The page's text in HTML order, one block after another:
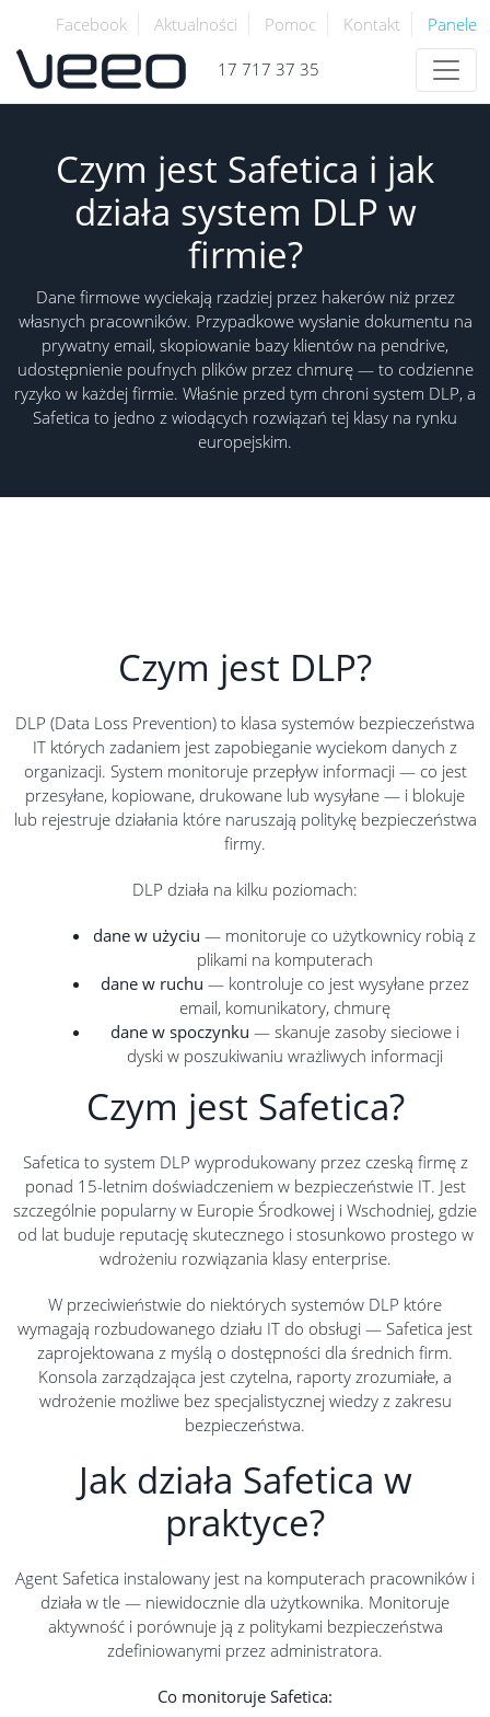
Facebook Aktualności Pomoc Kontakt Panele
17 717 37 35
Czym jest Safetica i jak
działa system DLP w
firmie?
Dane firmowe wyciekają rzadziej przez hakerów niż przez
własnych pracowników. Przypadkowe wysłanie dokumentu na
prywatny email, skopiowanie bazy klientów na pendrive,
udostępnienie poufnych plików przez chmurę — to codzienne
ryzyko w każdej firmie. Właśnie przed tym chroni system DLP, a
Safetica to jedno z wiodących rozwiązań tej klasy na rynku
europejskim.
Czym jest DLP?
DLP (Data Loss Prevention) to klasa systemów bezpieczeństwa
IT których zadaniem jest zapobieganie wyciekom danych z
organizacji. System monitoruje przepływ informacji — co jest
przesyłane, kopiowane, drukowane lub wysyłane — i blokuje
lub rejestruje działania które naruszają politykę bezpieczeństwa
firmy.
DLP działa na kilku poziomach:
dane w użyciu — monitoruje co użytkownicy robią z
plikami na komputerach
dane w ruchu — kontroluje co jest wysyłane przez
email, komunikatory, chmurę
dane w spoczynku — skanuje zasoby sieciowe i
dyski w poszukiwaniu wrażliwych informacji
Czym jest Safetica?
Safetica to system DLP wyprodukowany przez czeską firmę z
ponad 15-letnim doświadczeniem w bezpieczeństwie IT. Jest
szczególnie popularny w Europie Środkowej i Wschodniej, gdzie
od lat buduje reputację skutecznego i stosunkowo prostego w
wdrożeniu rozwiązania klasy enterprise.
W przeciwieństwie do niektórych systemów DLP które
wymagają rozbudowanego działu IT do obsługi — Safetica jest
zaprojektowana z myślą o dostępności dla średnich firm.
Konsola zarządzająca jest czytelna, raporty zrozumiałe, a
wdrożenie możliwe bez specjalistycznej wiedzy z zakresu
bezpieczeństwa.
Jak działa Safetica w
praktyce?
Agent Safetica instalowany jest na komputerach pracowników i
działa w tle — niewidocznie dla użytkownika. Monitoruje
aktywność i porównuje ją z politykami bezpieczeństwa
zdefiniowanymi przez administratora.
Co monitoruje Safetica: